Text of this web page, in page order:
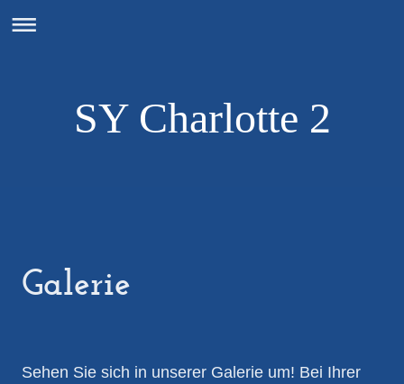
SY Charlotte 2
Galerie
Sehen Sie sich in unserer Galerie um! Bei Ihrer